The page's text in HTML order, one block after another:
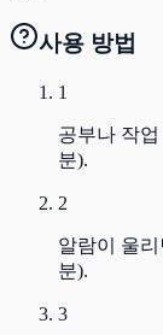
사용 방법
1
공부나 작
분).
2
알람이 울
분).
3